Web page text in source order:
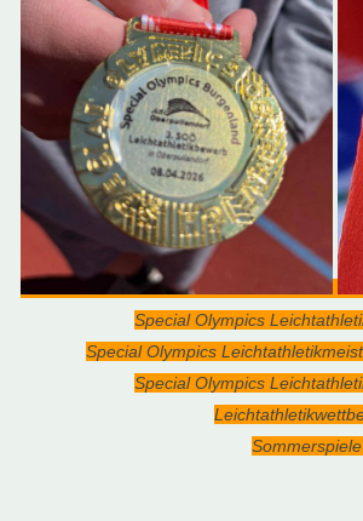
Special Olympics
Special Olympics
Special Olympics